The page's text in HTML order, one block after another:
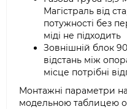
Магістраль від
потужності без
міді не підходить
Зовнішній блок
відстань між
місце потрібні
Монтажні параметри
модельною таблицею